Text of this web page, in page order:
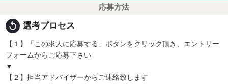
応募方法
replay 選考プロセス
【１】「この求人に応募する」ボタンをクリック頂き、エントリー
フォームからご応募下さい
▼
【２】担当アドバイザーからご連絡致します